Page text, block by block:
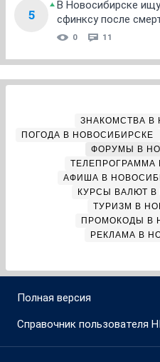
5
В Новосибирске
сфинксу после
0 11
ЗНАКОМСТВА В
ПОГОДА В НОВОСИБИРСКЕ
ФОРУМЫ В
ТЕЛЕПРОГРАММА
АФИША В
КУРСЫ ВАЛЮТ
ТУРИЗМ В
ПРОМОКОДЫ В
РЕКЛАМА В
Полная версия
Справочник пользователя